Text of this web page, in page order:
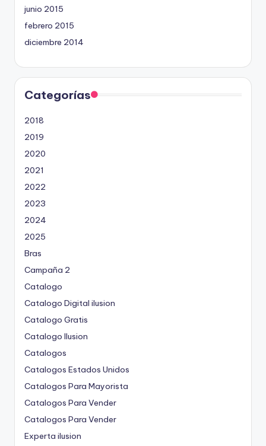
junio 2015
febrero 2015
diciembre 2014
Categorías
2018
2019
2020
2021
2022
2023
2024
2025
Bras
Campaña 2
Catalogo
Catalogo Digital ilusion
Catalogo Gratis
Catalogo Ilusion
Catalogos
Catalogos Estados Unidos
Catalogos Para Mayorista
Catalogos Para Vender
Catalogos Para Vender
Experta ilusion